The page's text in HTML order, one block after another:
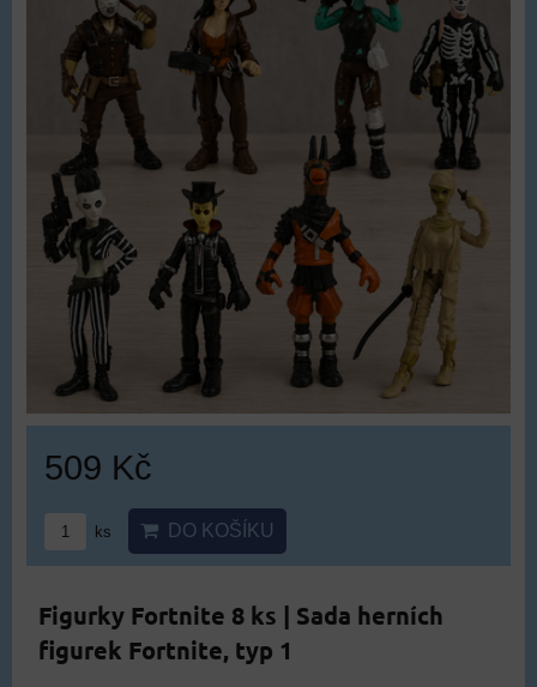
509 Kč
ks DO KOŠÍKU
Figurky Fortnite 8 ks | Sada herních
figurek Fortnite, typ 1